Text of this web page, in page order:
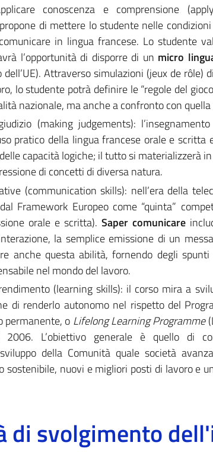
conoscenza e comprensione
di mettere lo studente nelle
in lingua francese. Lo studente
l’opportunità di disporre di un micro
Attraverso simulazioni (jeux de rôle)
lo studente potrà definire le “regole del
nazionale, ma anche a confronto con
(making judgements):
pratico della lingua francese orale e
capacità logiche; il tutto si materializzerà
di concetti di diversa natura.
(communication skills): nell’era della
Framework Europeo come “quinta”
orale e scritta). Saper comunicare
la semplice emissione di un
anche questa abilità, fornendo degli
nel mondo del lavoro.
(learning skills): il corso mira a
di renderlo autonomo nel rispetto del
permanente, o Lifelong Learning Programme
L’obiettivo generale è quello di
della Comunità quale società
sostenibile, nuovi e migliori posti di lavoro e
di svolgimento